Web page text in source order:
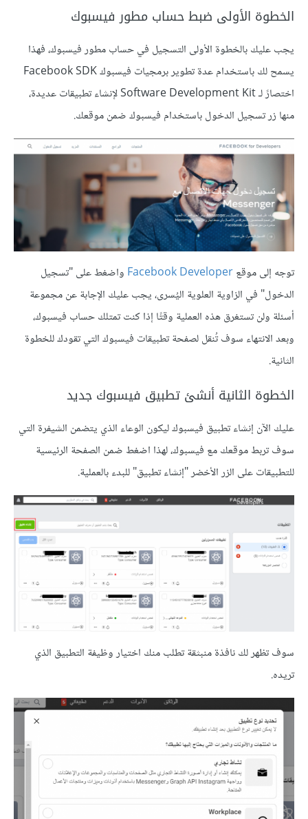
الخطوة الأولى ضبط حساب مطور فيسبوك
يجب عليك بالخطوة الأولى التسجيل في حساب مطور فيسبوك، فهذا
يسمح لك باستخدام عدة تطوير برمجيات فيسبوك Facebook SDK
اختصارً لـ Software Development Kit لإنشاء تطبيقات عديدة،
منها زر تسجيل الدخول باستخدام فيسبوك ضمن موقعك.
توجه إلى موقعFacebook Developer واضغط على "تسجيل
الدخول" في الزاوية العلوية اليُسرى، يجب عليك الإجابة عن مجموعة
أسئلة ولن تستغرق هذه العملية وقتًا إذا كنت تمتلك حساب فيسبوك،
وبعد الانتهاء سوف تُنقل لصفحة تطبيقات فيسبوك التي تقودك للخطوة
الثانية.
الخطوة الثانية أنشئ تطبيق فيسبوك جديد
عليك الآن إنشاء تطبيق فيسبوك ليكون الوعاء الذي يتضمن الشيفرة التي
سوف تربط موقعك مع فيسبوك، لهذا اضغط ضمن الصفحة الرئيسية
للتطبيقات على الزر الأخضر "إنشاء تطبيق" للبدء بالعملية.
سوف تظهر لك نافذة منبثقة تطلب منك اختيار وظيفة التطبيق الذي
تريده.